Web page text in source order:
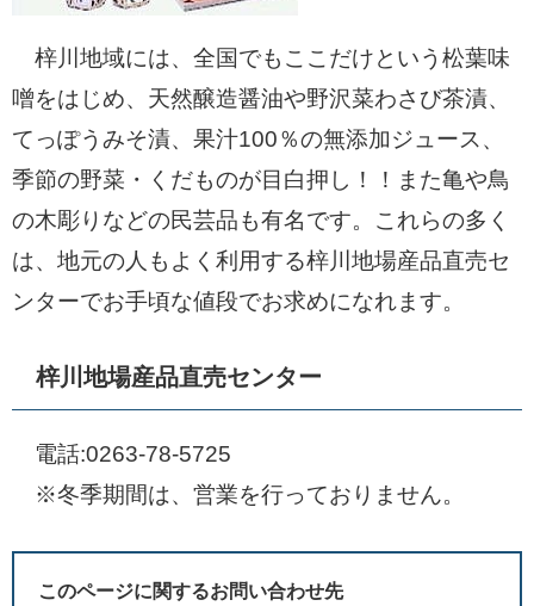
梓川地域には、全国でもここだけという松葉味
噌をはじめ、天然醸造醤油や野沢菜わさび茶漬、
てっぽうみそ漬、果汁100％の無添加ジュース、
季節の野菜・くだものが目白押し！！また亀や鳥
の木彫りなどの民芸品も有名です。これらの多く
は、地元の人もよく利用する梓川地場産品直売セ
ンターでお手頃な値段でお求めになれます。
梓川地場産品直売センター
電話:0263-78-5725
※冬季期間は、営業を行っておりません。
このページに関するお問い合わせ先